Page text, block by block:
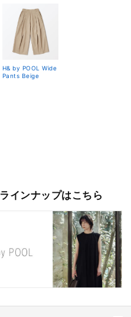
H& by POOL Wide
Pants Beige
インナップはこちら